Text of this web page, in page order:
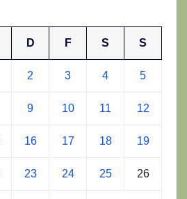
D F S S
2 3 4 5
9 10 11 12
16 17 18 19
23 24 25 26